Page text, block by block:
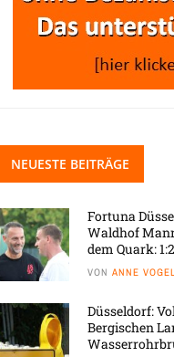
NEUESTE BEITRÄGE
Fortuna
Waldhof
dem Quark:
VON ANNE VOGEL
Düsseldorf:
Bergischen